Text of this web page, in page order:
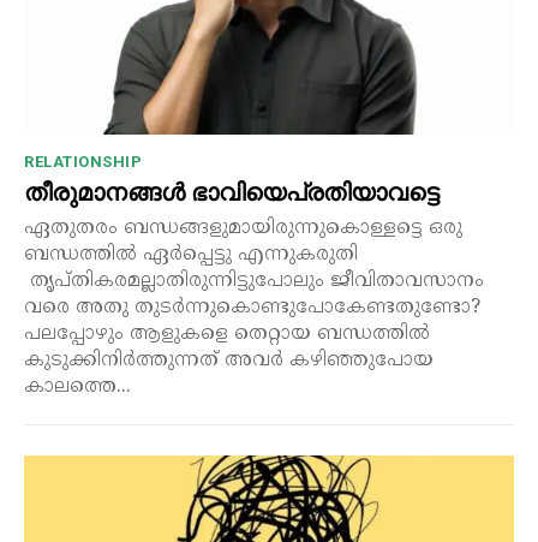
RELATIONSHIP
തീരുമാനങ്ങൾ ഭാവിയെപ്രതിയാവട്ടെ
ഏതുതരം ബന്ധങ്ങളുമായിരുന്നുകൊള്ളട്ടെ ഒരു
ബന്ധത്തിൽ ഏർപ്പെട്ടു എന്നുകരുതി
തൃപ്തികരമല്ലാതിരുന്നിട്ടുപോലും ജീവിതാവസാനം
വരെ അതു തുടർന്നുകൊണ്ടുപോകേണ്ടതുണ്ടോ?
പലപ്പോഴും ആളുകളെ തെറ്റായ ബന്ധത്തിൽ
കുടുക്കിനിർത്തുന്നത് അവർ കഴിഞ്ഞുപോയ
കാലത്തെ...